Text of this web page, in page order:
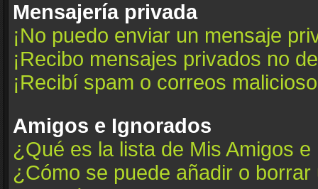
Mensajería privada
¡No puedo enviar un mensaje
¡Recibo mensajes privados no
¡Recibí spam o correos
Amigos e Ignorados
¿Qué es la lista de Mis Amigos
¿Cómo se puede añadir o